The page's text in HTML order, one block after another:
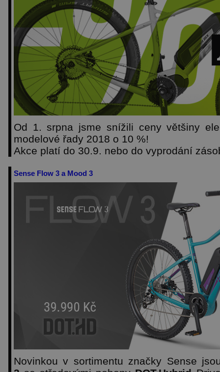
Od 1. srpna jsme snížili ceny většiny
modelové řady 2018 o 10 %!
Akce platí do 30.9. nebo do vyprodání
Sense Flow 3 a Mood 3
Novinkou v sortimentu značky Sense